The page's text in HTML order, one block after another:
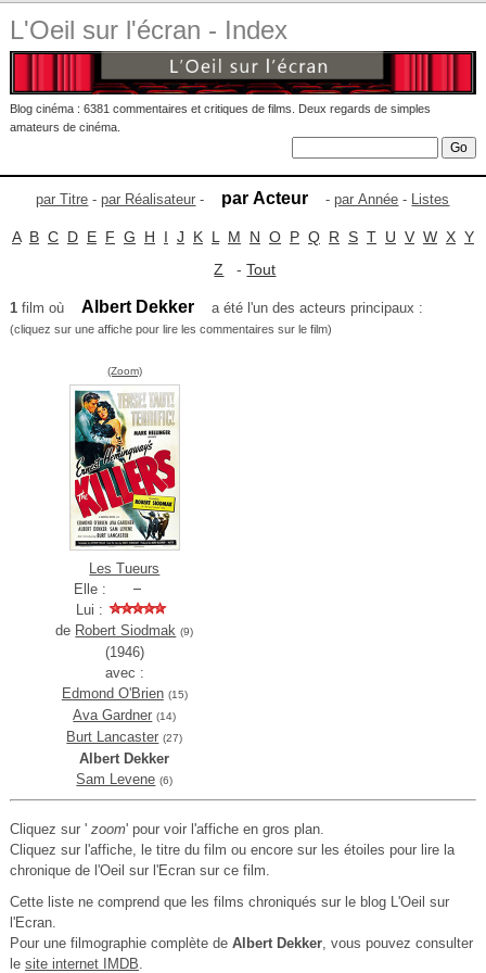
L'Oeil sur l'écran - Index
Blog cinéma : 6381 commentaires et critiques de films. Deux regards de simples
amateurs de cinéma.
par Titre -par Réalisateur - par Acteur -par Année - Listes
A B C D E F G H I J K L M N O P Q R S T U V W X Y
Z -Tout
1film où Albert Dekker a été l'un des acteurs principaux :
(cliquez sur une affiche pour lire les commentaires sur le film)
(Zoom)
Les Tueurs
Elle :
Lui :
de Robert Siodmak (9)
(1946)
avec :
Edmond O'Brien (15)
Ava Gardner (14)
Burt Lancaster (27)
Albert Dekker
Sam Levene (6)
Cliquez sur ' zoom' pour voir l'affiche en gros plan.
Cliquez sur l'affiche, le titre du film ou encore sur les étoiles pour lire la
chronique de l'Oeil sur l'Ecran sur ce film.
Cette liste ne comprend que les films chroniqués sur le blog L'Oeil sur
l'Ecran.
Pour une filmographie complète de Albert Dekker, vous pouvez consulter
le site internet IMDB.